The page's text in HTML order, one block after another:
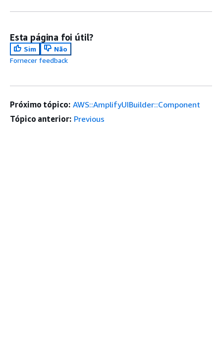
Esta página foi útil?
Sim
Não
Fornecer feedback
Próximo tópico: AWS::AmplifyUIBuilder::Component
Tópico anterior: Previous